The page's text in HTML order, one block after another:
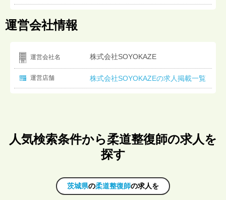
運営会社情報
運営会社名 株式会社SOYOKAZE
運営店舗 株式会社SOYOKAZEの求人掲載一覧
人気検索条件から柔道整復師の求人を
探す
茨城県の柔道整復師の求人を